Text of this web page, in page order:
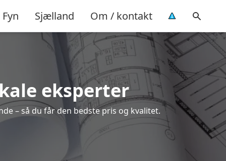
Fyn Sjælland Om / kontakt
eksperter
– så du får den bedste pris og kvalitet.